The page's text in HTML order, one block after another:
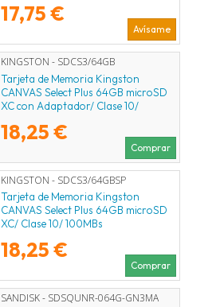
17,75 €
Avísame
KINGSTON - SDCS3/64GB
Tarjeta de Memoria Kingston
CANVAS Select Plus 64GB microSD
XC con Adaptador/ Clase 10/
18,25 €
Comprar
KINGSTON - SDCS3/64GBSP
Tarjeta de Memoria Kingston
CANVAS Select Plus 64GB microSD
XC/ Clase 10/ 100MBs
18,25 €
Comprar
SANDISK - SDSQUNR-064G-GN3MA